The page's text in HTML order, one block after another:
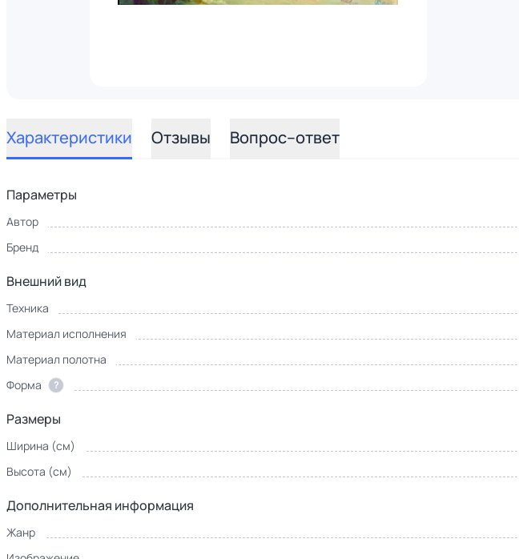
Характеристики Отзывы Вопрос–ответ
Параметры
Автор
Бренд
Внешний вид
Техника
Материал исполнения
Материал полотна
Форма
?
Размеры
Ширина (см)
Высота (см)
Дополнительная информация
Жанр